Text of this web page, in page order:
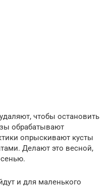
чтобы остановить
обрабатывают
опрыскивают кусты
Делают это весной,
и для маленького